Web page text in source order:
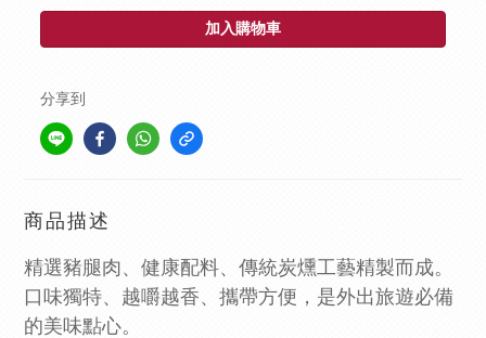
加入購物車
分享到
商品描述
精選豬腿肉、健康配料、傳統炭燻工藝精製而成。
口味獨特、越嚼越香、攜帶方便，是外出旅遊必備
的美味點心。